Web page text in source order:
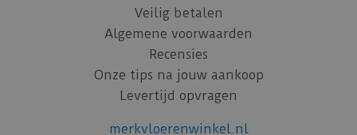
Veilig betalen
Algemene voorwaarden
Recensies
Onze tips na jouw aankoop
Levertijd opvragen
merkvloerenwinkel.nl